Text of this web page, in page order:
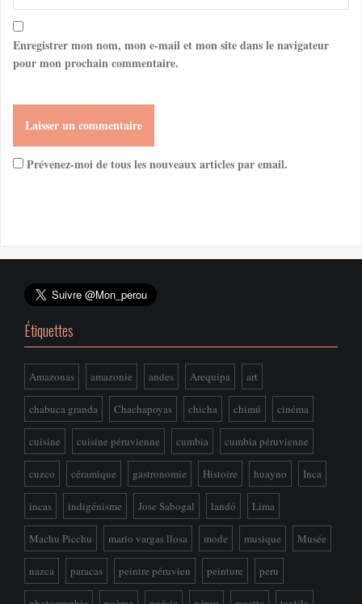
Enregistrer mon nom, mon e-mail et mon site dans le navigateur
pour mon prochain commentaire.
Prévenez-moi de tous les nouveaux articles par email.
Étiquettes
Amazonas amazonie andes Arequipa art
chabuca granda Chachapoyas chicha chimú cinéma
cuisine cuisine péruvienne cumbia cumbia péruvienne
cuzco céramique gastronomie Histoire huayno Inca
incas indigénisme Jose Sabogal landó Lima
Machu Picchu mario vargas llosa mode musique Musée
nazca paracas peintre péruvien peinture peru